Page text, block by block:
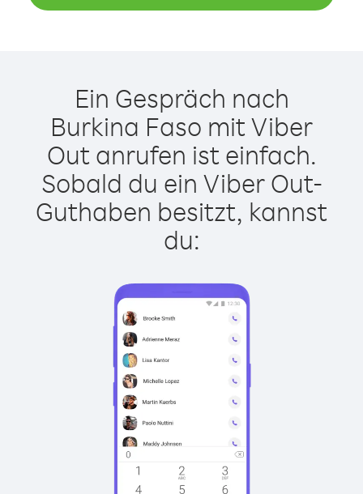
Ein Gespräch nach
Burkina Faso mit Viber
Out anrufen ist einfach.
Sobald du ein Viber Out-
Guthaben besitzt, kannst
du: